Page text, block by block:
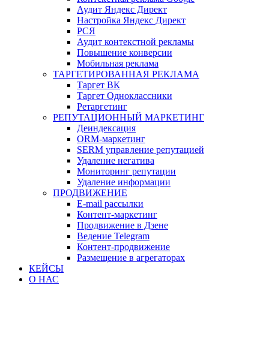
Аудит Яндекс Директ
Настройка Яндекс Директ
РСЯ
Аудит контекстной рекламы
Повышение конверсии
Мобильная реклама
ТАРГЕТИРОВАННАЯ РЕКЛАМА
Таргет ВК
Таргет Одноклассники
Ретаргетинг
РЕПУТАЦИОННЫЙ МАРКЕТИНГ
Деиндексация
ORM-маркетинг
SERM управление репутацией
Удаление негатива
Мониторинг репутации
Удаление информации
ПРОДВИЖЕНИЕ
E-mail рассылки
Контент-маркетинг
Продвижение в Дзене
Ведение Telegram
Контент-продвижение
Размещение в агрегаторах
КЕЙСЫ
О НАС